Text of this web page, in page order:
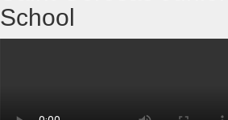
School